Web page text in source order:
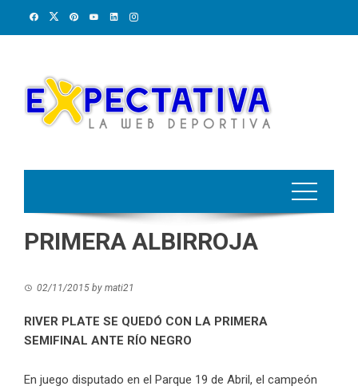
PRIMERA ALBIRROJA
02/11/2015 by mati21
RIVER PLATE SE QUEDÓ CON LA PRIMERA
SEMIFINAL ANTE RÍO NEGRO
En juego disputado en el Parque 19 de Abril, el campeón